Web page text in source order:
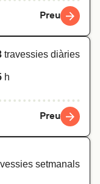
Preu
travessies diàries
h
Preu
setmanals